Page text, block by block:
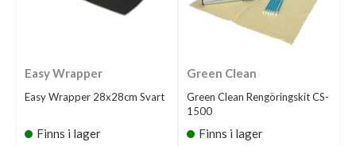
Easy Wrapper
Easy Wrapper 28x28cm Svart
Finns i lager
Green Clean
Green Clean Rengöringskit CS-
1500
Finns i lager